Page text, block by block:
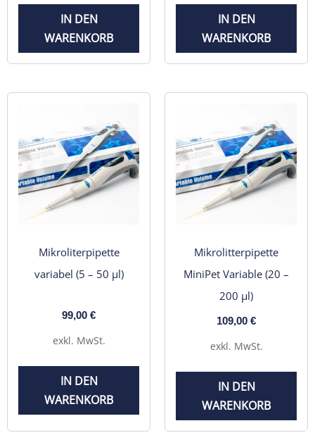
IN DEN
WARENKORB
IN DEN
WARENKORB
Mikroliterpipette
variabel (5 – 50 µl)
99,00 €
exkl. MwSt.
IN DEN
WARENKORB
Mikrolitterpipette
MiniPet Variable (20 –
200 µl)
109,00 €
exkl. MwSt.
IN DEN
WARENKORB